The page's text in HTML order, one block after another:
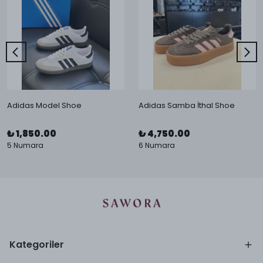
Adidas Model Shoe
₺ 1,850.00
5 Numara
Adidas Samba İthal Shoe
₺ 4,750.00
6 Numara
Kategoriler